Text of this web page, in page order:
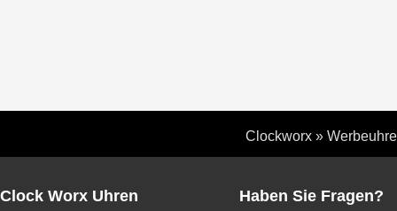
Clockworx »
Clock Worx Uhren Haben Sie Fragen?